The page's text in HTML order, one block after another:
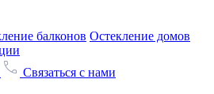
балконов Остекление домов
Связаться с нами